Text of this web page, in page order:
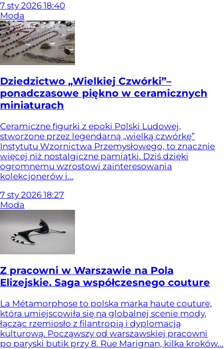
7 sty 2026 18:40
Moda
Dziedzictwo „Wielkiej Czwórki”–
ponadczasowe piękno w ceramicznych
miniaturach
Ceramiczne figurki z epoki Polski Ludowej,
stworzone przez legendarną „wielką czwórkę”
Instytutu Wzornictwa Przemysłowego, to znacznie
więcej niż nostalgiczne pamiątki. Dziś dzięki
ogromnemu wzrostowi zainteresowania
kolekcjonerów i...
7 sty 2026 18:27
Moda
Z pracowni w Warszawie na Pola
Elizejskie. Saga współczesnego couture
La Métamorphose to polska marka haute couture,
która umiejscowiła się na globalnej scenie mody,
łącząc rzemiosło z filantropią i dyplomacją
kulturową. Począwszy od warszawskiej pracowni
po paryski butik przy 8. Rue Marignan, kilka kroków...